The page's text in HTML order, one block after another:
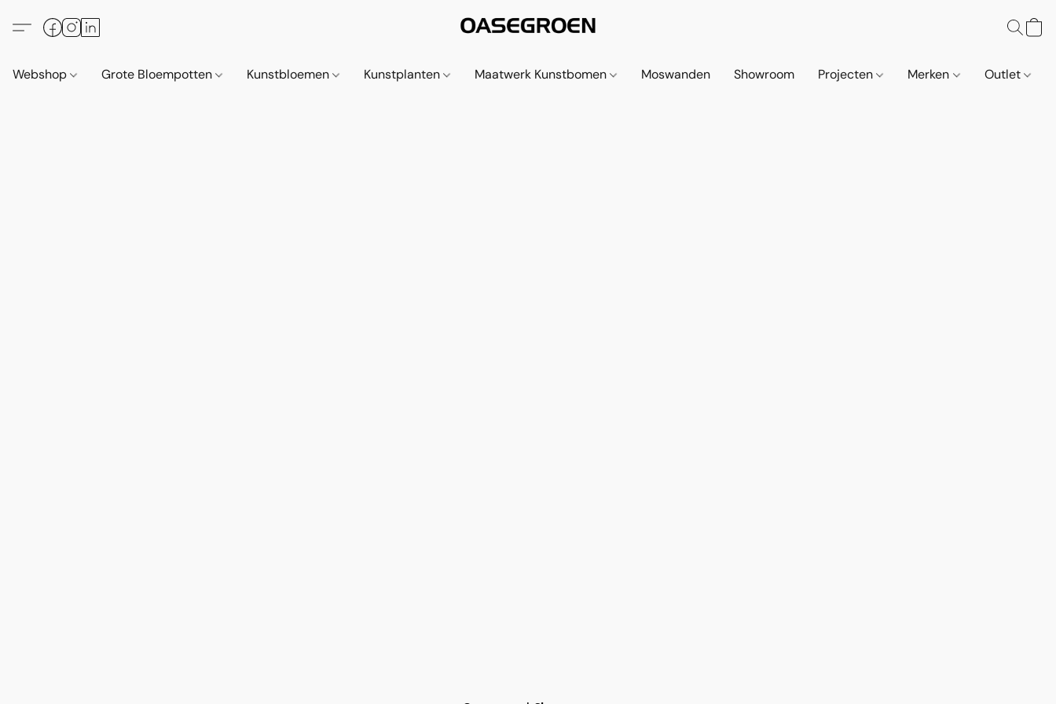
Webshop Grote Bloempotten Kunstbloemen Kunstplanten Maatwerk Kunstbomen Moswanden Showroom Projecten Merken Outlet